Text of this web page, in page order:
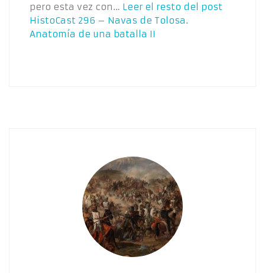
pero esta vez con… Leer el resto del post
HistoCast 296 – Navas de Tolosa.
Anatomía de una batalla II